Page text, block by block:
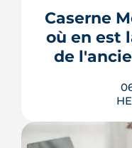
une pompe à
branchée sur
urbain, testée
Caserne
où en est
de